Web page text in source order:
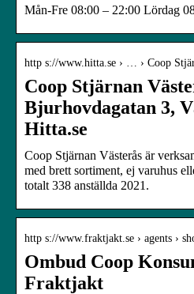
Mån-Fre 08:00 – 22:00 Lördag
http s://www.hitta.se › … › Coop
Coop Stjärnan
Bjurhovdagatan 3,
Hitta.se
Coop Stjärnan Västerås är
med brett sortiment, ej varuhus
totalt 338 anställda 2021.
http s://www.fraktjakt.se › agents ›
Ombud Coop
Fraktjakt